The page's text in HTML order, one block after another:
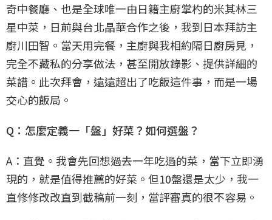
奇中餐廳、也是全球唯一由日籍主廚掌杓的米其林三
星中菜，日前與台北晶華合作之後，我到日本拜訪主
廚川田智。當天用完餐，主廚與我相約隔日廚房見，
完全不藏私的分享做法，甚至開放錄影、提供詳細的
菜譜。此次拜會，遠遠超出了吃飯這件事，而是一場
交心的飯局。
Q：怎麼定義一「盤」好菜？如何選盤？
A：直覺。我會先回想過去一年吃過的菜，當下立即湧
現的，就是值得推薦的好菜。但10盤還是太少，我一
直修修改改直到截稿前一刻，當評審真的很不容易。